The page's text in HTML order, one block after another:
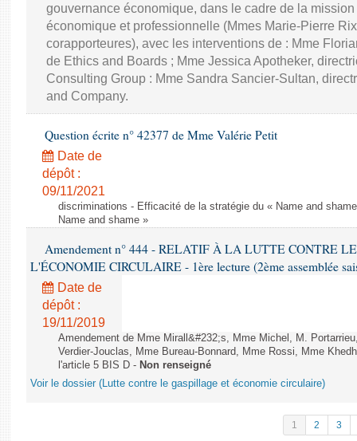
gouvernance économique, dans le cadre de la
économique et professionnelle (Mmes Marie-Pierre
corapporteures), avec les interventions de : Mme
de Ethics and Boards ; Mme Jessica Apotheker,
Consulting Group : Mme Sandra Sancier-Sultan,
and Company.
Question écrite n° 42377 de Mme Valérie Petit
Date de
dépôt :
09/11/2021
discriminations - Efficacité de la stratégie du « Name and
Name and shame »
Amendement n° 444 - RELATIF À LA LUTTE CONTRE
L'ÉCONOMIE CIRCULAIRE - 1ère lecture (2ème assemblée
Date de
dépôt :
19/11/2019
Amendement de Mme Mirall&#232;s, Mme Michel, M.
Verdier-Jouclas, Mme Bureau-Bonnard, Mme Rossi, Mme
l'article 5 BIS D - Non renseigné
Voir le dossier (Lutte contre le gaspillage et économie circulaire)
1 2 3